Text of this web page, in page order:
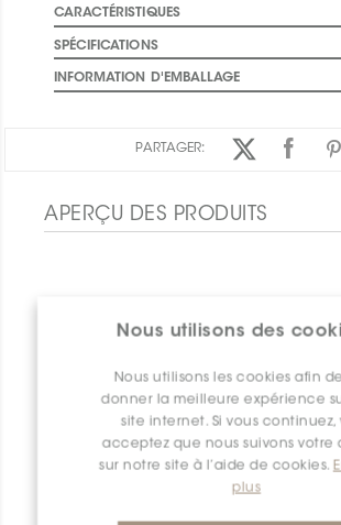
Nous utilisons des
Nous utilisons les cookies afin
donner la meilleure expérience
site internet. Si vous continuez,
acceptez que nous suivons votre
sur notre site à l’aide de cookies.
plus
CARACTÉRISTIQUES
SPÉCIFICATIONS
INFORMATION D'EMBALLAGE
PARTAGER:
APERÇU DES PRODUITS